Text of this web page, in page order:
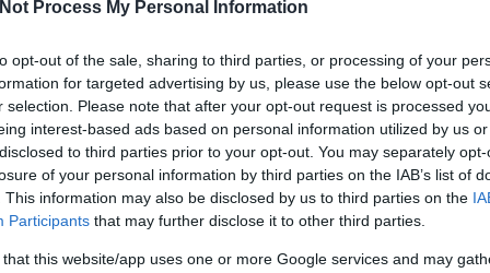
Process My Personal Information
opt-out of the sale, sharing to third parties, or processing of your
for targeted advertising by us, please use the below opt-out
selection. Please note that after your opt-out request is processed
interest-based ads based on personal information utilized by us
to third parties prior to your opt-out. You may separately
of your personal information by third parties on the IAB’s list of
This information may also be disclosed by us to third parties on the
Participants that may further disclose it to other third parties.
that this website/app uses one or more Google services and may
rendellenességként is előfordulhat, ha a
szalagok valamilyen okból meggyengülnek.
gyulladás, vagy nőgyógyászati betegség,
lehet. Ha a méh mobilis marad, akkor sem
semmi különös következménnyel nem jár.
sem a vetélés rizikóját nem fokozza, nem
sem. A hátrahajló méh abban az egy
mintegy megtörik, teljesen hátradől a belekre,
letapad, rögzül a környező szerveken (például
esetén). Lenőtt hátra- vagy túlságosan
(
(4
(